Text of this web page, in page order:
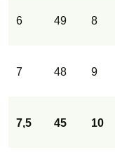
6 49 8
7 48 9
7,5 45 10